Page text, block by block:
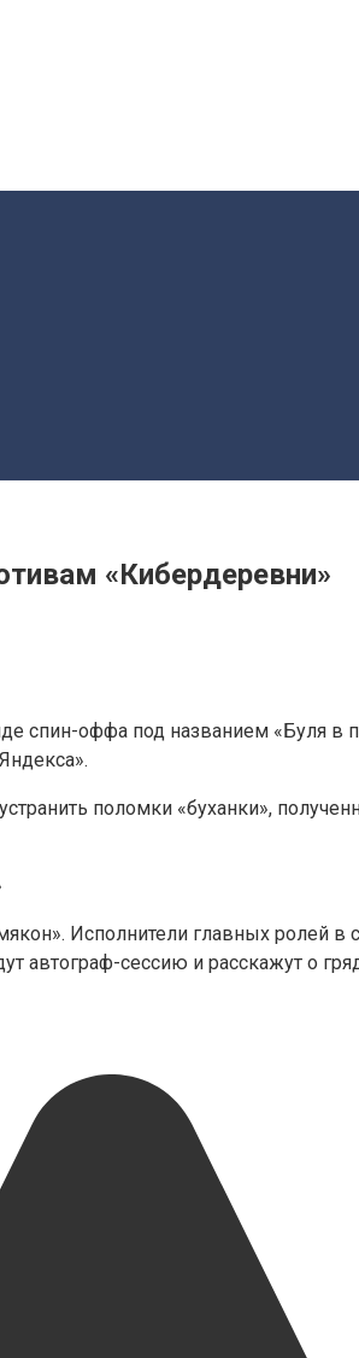
«Кибердеревни»
спин-оффа под названием «Буля в
поломки «буханки»,
Исполнители главных ролей в
автограф-сессию и расскажут о